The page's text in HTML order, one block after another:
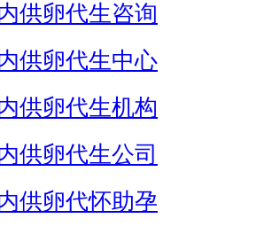
供卵代生咨询
供卵代生中心
供卵代生机构
供卵代生公司
供卵代怀助孕